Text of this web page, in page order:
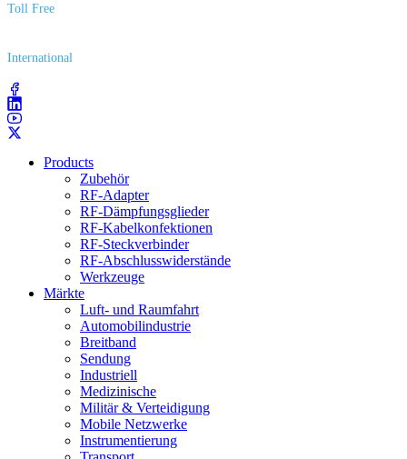
Toll Free
International
Products
Zubehör
RF-Adapter
RF-Dämpfungsglieder
RF-Kabelkonfektionen
RF-Steckverbinder
RF-Abschlusswiderstände
Werkzeuge
Märkte
Luft- und Raumfahrt
Automobilindustrie
Breitband
Sendung
Industriell
Medizinische
Militär & Verteidigung
Mobile Netzwerke
Instrumentierung